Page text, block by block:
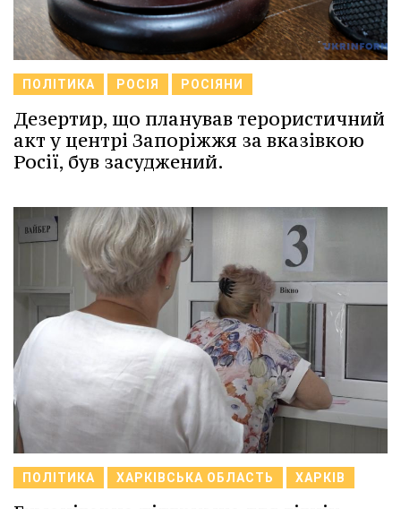
ПОЛІТИКА РОСІЯ РОСІЯНИ
Дезертир, що планував терористичний
акт у центрі Запоріжжя за вказівкою
Росії, був засуджений.
ПОЛІТИКА ХАРКІВСЬКА ОБЛАСТЬ ХАРКІВ